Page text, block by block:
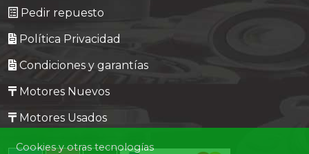
Pedir repuesto
Política Privacidad
Condiciones y garantías
Motores Nuevos
Motores Usados
Cookies y otras tecnologías